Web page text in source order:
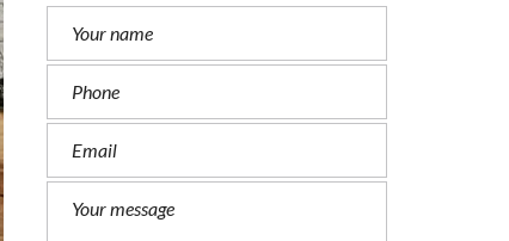
T
S
R
C